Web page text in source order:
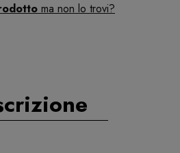
ma non lo trovi?